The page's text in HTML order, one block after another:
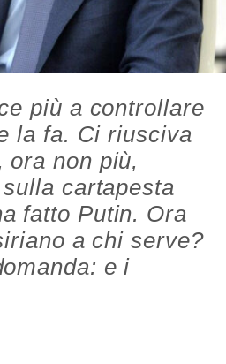
più a controllare
la fa. Ci riusciva
ora non più,
cartapesta
fatto Putin. Ora
a chi serve?
e i